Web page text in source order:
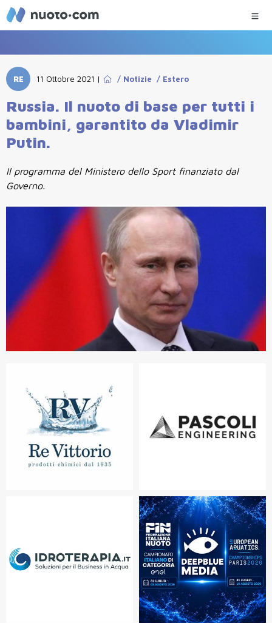
RE 11 Ottobre 2021 | / Notizie / Estero
Russia. Il nuoto di base per tutti i
bambini, garantito da Vladimir
Putin.
Il programma del Ministero dello Sport finanziato dal
Governo.